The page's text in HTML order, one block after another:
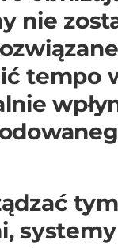
nie
tempo
systemy